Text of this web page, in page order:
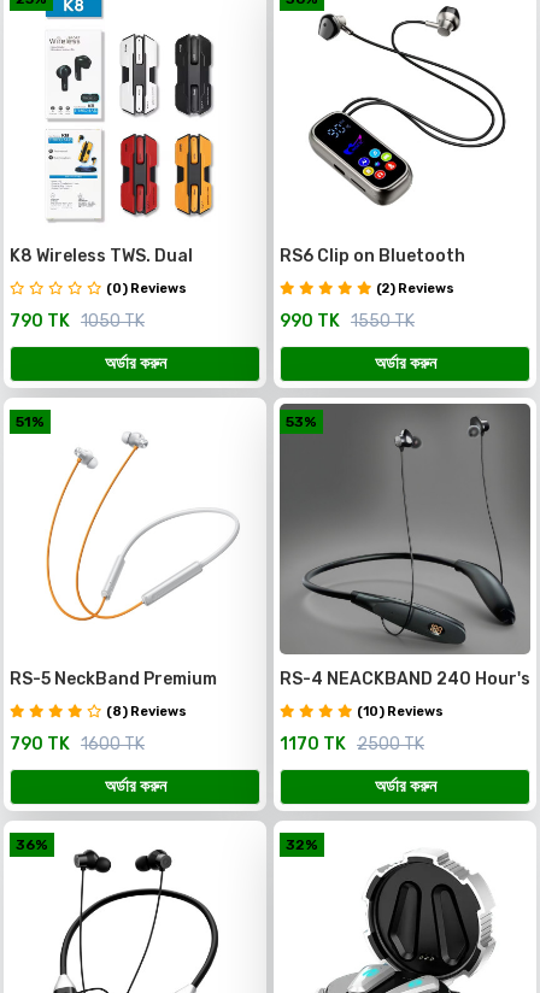
K8 Wireless TWS. Dual
Microphone, Clear Sound
Quality
(0) Reviews
790 TK 1050 TK
অর্ডার করুন
RS6 Clip on Bluetooth
headphones(2) Reviews
990 TK 1550 TK
অর্ডার করুন
51%
RS-5 NeckBand Premium
Quality with magnetic on/of
and ENC
(8) Reviews
790 TK 1600 TK
অর্ডার করুন
53%
RS-4 NEACKBAND 240 Hour's
Charging Backup with 5 Voice
Change
(10) Reviews
1170 TK 2500 TK
অর্ডার করুন
36% 32%